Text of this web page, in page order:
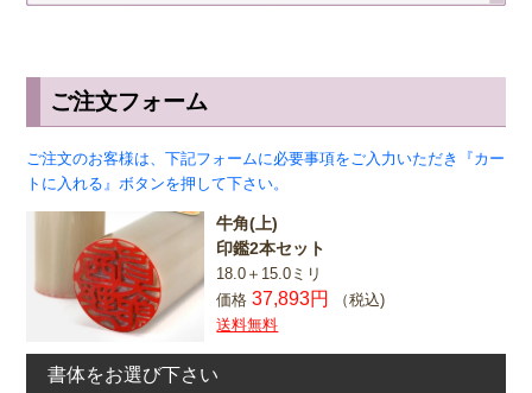
ご注文フォーム
ご注文のお客様は、下記フォームに必要事項をご入力いただき『カー
トに入れる』ボタンを押して下さい。
牛角(上)
印鑑2本セット
18.0＋15.0ミリ
価格37,893円
（税込)
送料無料
書体をお選び下さい